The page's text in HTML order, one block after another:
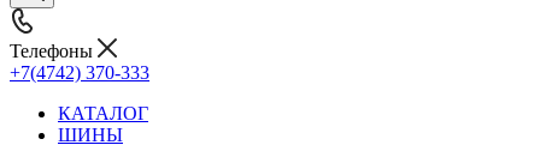
Телефоны
+7(4742) 370-333
КАТАЛОГ
ШИНЫ